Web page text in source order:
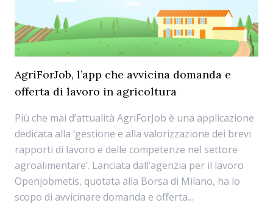
AgriForJob, l’app che avvicina domanda e
offerta di lavoro in agricoltura
Più che mai d’attualità AgriForJob è una applicazione
dedicata alla ‘gestione e alla valorizzazione dei brevi
rapporti di lavoro e delle competenze nel settore
agroalimentare’. Lanciata dall’agenzia per il lavoro
Openjobmetis, quotata alla Borsa di Milano, ha lo
scopo di avvicinare domanda e offerta...